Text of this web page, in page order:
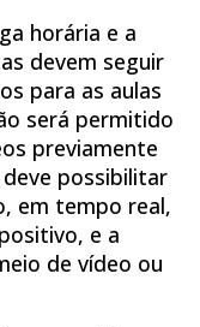
horária e a
devem seguir
para as aulas
será permitido
previamente
possibilitar
em tempo real,
e a
de vídeo ou